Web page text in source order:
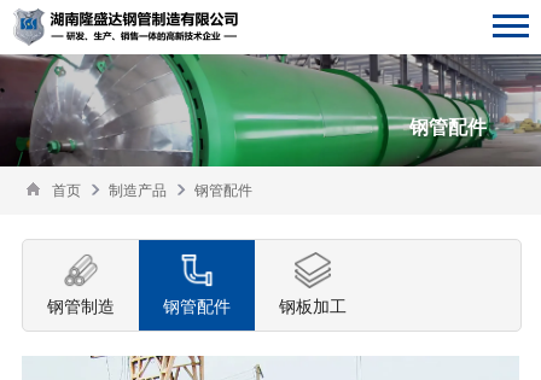
钢管配件
首页 制造产品 钢管配件
钢管制造 钢管配件 钢板加工